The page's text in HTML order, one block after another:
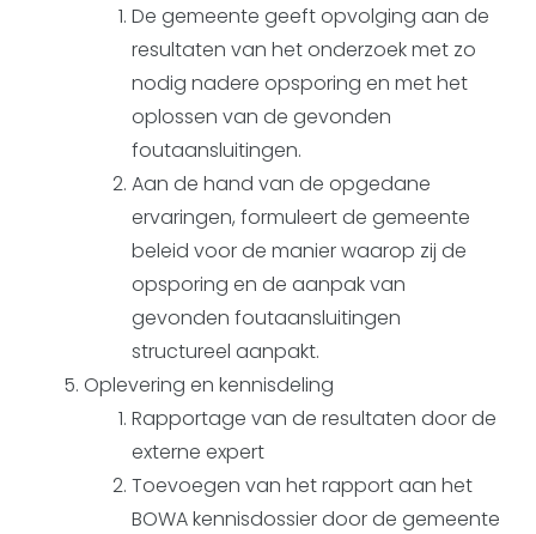
De gemeente geeft opvolging aan de
resultaten van het onderzoek met zo
nodig nadere opsporing en met het
oplossen van de gevonden
foutaansluitingen.
Aan de hand van de opgedane
ervaringen, formuleert de gemeente
beleid voor de manier waarop zij de
opsporing en de aanpak van
gevonden foutaansluitingen
structureel aanpakt.
Oplevering en kennisdeling
Rapportage van de resultaten door de
externe expert
Toevoegen van het rapport aan het
BOWA kennisdossier door de gemeente